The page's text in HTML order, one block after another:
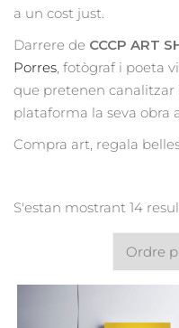
a un cost just.
Darrere de CCCP ART
Porres, fotògraf i poeta
que pretenen canalitzar
plataforma la seva obra
Compra art, regala
S'estan mostrant 14